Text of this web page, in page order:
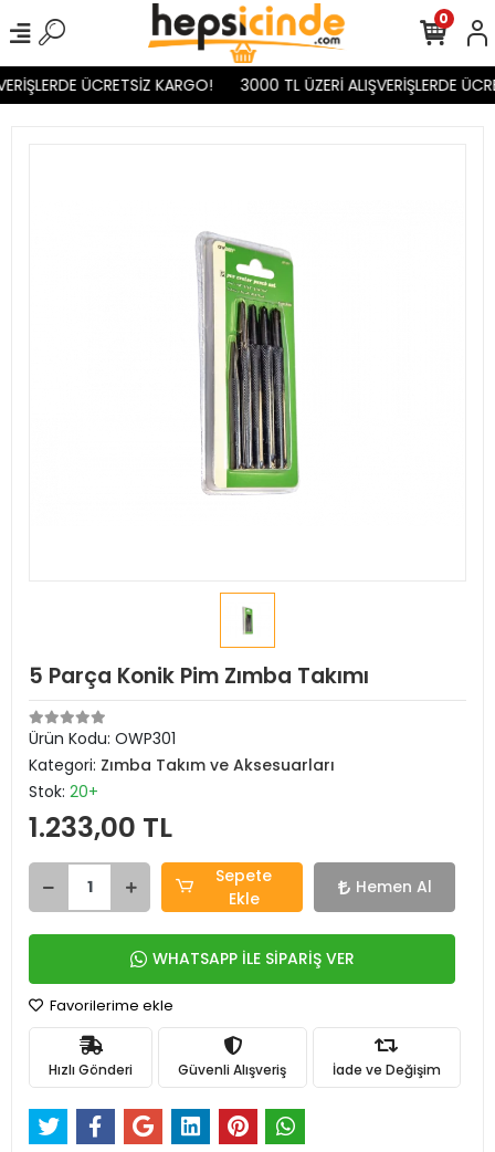
ÜCRETSİZ KARGO! 3000 TL ÜZERİ ALIŞVERİŞLERDE
0
5 Parça Konik Pim Zımba Takımı
Ürün Kodu: OWP301
Kategori: Zımba Takım ve Aksesuarları
Stok: 20+
1.233,00 TL
Sepete
Ekle
Hemen Al
WHATSAPP İLE SİPARİŞ VER
Favorilerime ekle
Hızlı Gönderi Güvenli Alışveriş İade ve Değişim